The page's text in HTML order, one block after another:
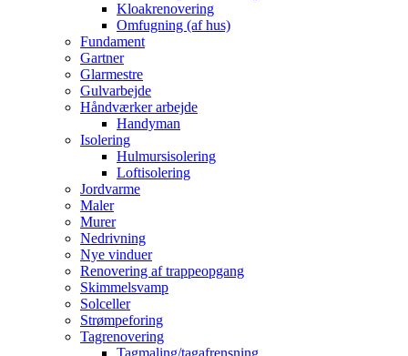
Kloakrenovering
Omfugning (af hus)
Fundament
Gartner
Glarmestre
Gulvarbejde
Håndværker arbejde
Handyman
Isolering
Hulmursisolering
Loftisolering
Jordvarme
Maler
Murer
Nedrivning
Nye vinduer
Renovering af trappeopgang
Skimmelsvamp
Solceller
Strømpeforing
Tagrenovering
Tagmaling/tagafrensning